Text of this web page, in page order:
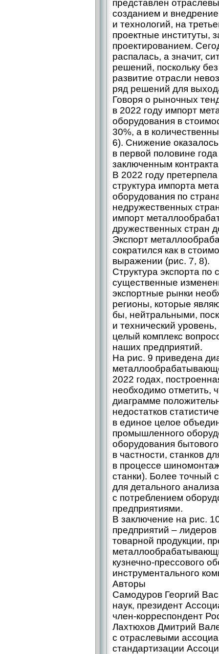
представлен
созданием и
и технологий, на
проектные институты,
проектированием.
распалась, а значит,
решений, поскольку
развитие отрасли
ряд решений для
Говоря о рыночных
в 2022 году импорт
оборудования в
30%, а в
6). Снижение
в первой половине
заключенным
В 2022 году
структура импорта
оборудования по
недружественных
импорт
дружественных стран
Экспорт
сократился как в
выражении (рис. 7, 8).
Структура экспорта по
существенные
экспортные рынки
регионы, которые
бы, нейтральными,
и технический
целый комплекс
наших предприятий.
На рис. 9 приведена
2022 годах,
необходимо отметить,
диаграмме
недостатков
в единое целое
промышленного
оборудования
в частности, станков
в процессе
станки). Более точный
для детального
с потреблением
предприятиями.
В заключение на рис.
предприятий –
товарной продукции,
кузнечно-­прессового
инструментального
Авторы
Самодуров Георгий
наук, президент
член-корреспондент
Лахтюхов Дмитрий
с отраслевыми
стандартизации